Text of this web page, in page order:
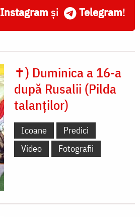
Instagram și Telegram!
✝) Duminica a 16-a
după Rusalii (Pilda
talanţilor)
Icoane
Predici
Video
Fotografii